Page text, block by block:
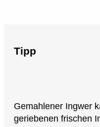
Tipp
Gemahlener Ingwer
geriebenen frischen